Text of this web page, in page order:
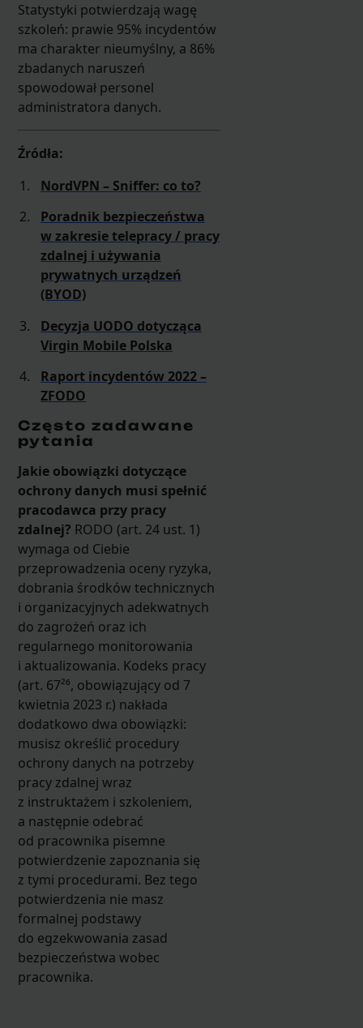
Statystyki potwierdzają wagę
szkoleń: prawie 95% incydentów
ma charakter nieumyślny, a 86%
zbadanych naruszeń
spowodował personel
administratora danych.
Źródła:
NordVPN – Sniffer: co to?
Poradnik bezpieczeństwa
w zakresie telepracy / pracy
zdalnej i używania
prywatnych urządzeń
(BYOD)
Decyzja UODO dotycząca
Virgin Mobile Polska
Raport incydentów 2022 –
ZFODO
Często zadawane
pytania
Jakie obowiązki dotyczące
ochrony danych musi spełnić
pracodawca przy pracy
zdalnej? RODO (art. 24 ust. 1)
wymaga od Ciebie
przeprowadzenia oceny ryzyka,
dobrania środków technicznych
i organizacyjnych adekwatnych
do zagrożeń oraz ich
regularnego monitorowania
i aktualizowania. Kodeks pracy
(art. 67²⁶, obowiązujący od 7
kwietnia 2023 r.) nakłada
dodatkowo dwa obowiązki:
musisz określić procedury
ochrony danych na potrzeby
pracy zdalnej wraz
z instruktażem i szkoleniem,
a następnie odebrać
od pracownika pisemne
potwierdzenie zapoznania się
z tymi procedurami. Bez tego
potwierdzenia nie masz
formalnej podstawy
do egzekwowania zasad
bezpieczeństwa wobec
pracownika.